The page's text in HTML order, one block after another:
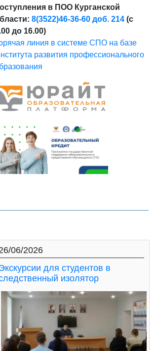
в ПОО Курганской
8(3522)46-36-60 доб. 214(с
до 16.00)
линия в системе СПО на базе
развития профессионального
06/2026
для студентов в
изолятор